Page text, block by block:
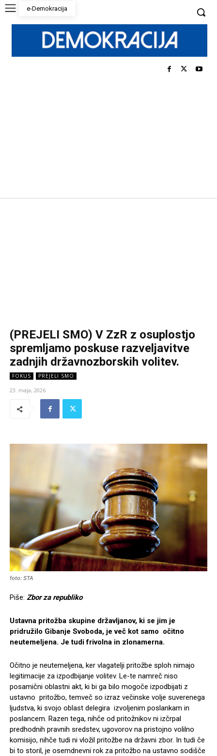
e-Demokracija
(PREJELI SMO) V ZzR z osuplostjo
spremljamo poskuse razveljavitve
zadnjih državnozborskih volitev.
FOKUS PREJELI SMO
23. maja, 2026
foto: STA
Piše: Zbor za republiko
Ustavna pritožba skupine državljanov, ki se jim je
pridružilo Gibanje Svoboda, je več kot samo očitno
neutemeljena. Je tudi frivolna in zlonamerna.
Očitno je neutemeljena, ker vlagatelji pritožbe sploh nimajo
legitimacije za izpodbijanje volitev. Le-te namreč niso
posamični oblastni akt, ki bi ga bilo mogoče izpodbijati z
ustavno pritožbo, temveč so izraz večinske volje suverenega
ljudstva, ki svojo oblast delegira izvoljenim poslankam in
poslancem. Razen tega, nihče od pritožnikov ni izčrpal
predhodnih pravnih sredstev, ugovorov na pristojno volilno
komisijo, nihče tudi ni vložil pritožbe na državni zbor. In tudi če
bi to storil, je osemdnevni rok za pritožbo na ustavno sodišče